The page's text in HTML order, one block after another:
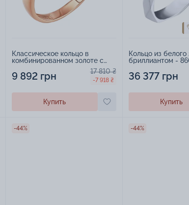
Классическое кольцо в
комбинированном золоте с
9 892 грн 17 810 ₴
-7 918 ₴
Купить
Кольцо из белого
бриллиантом -
36 377 грн
Купить
-44% -44%